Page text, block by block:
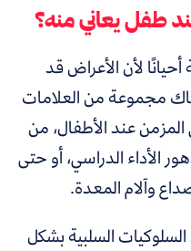
طفل يعاني منه؟
لأن الأعراض قد
مجموعة من العلامات
عند الأطفال، من
الأداء الدراسي، أو حتى
وآلام المعدة.
السلبية بشكل